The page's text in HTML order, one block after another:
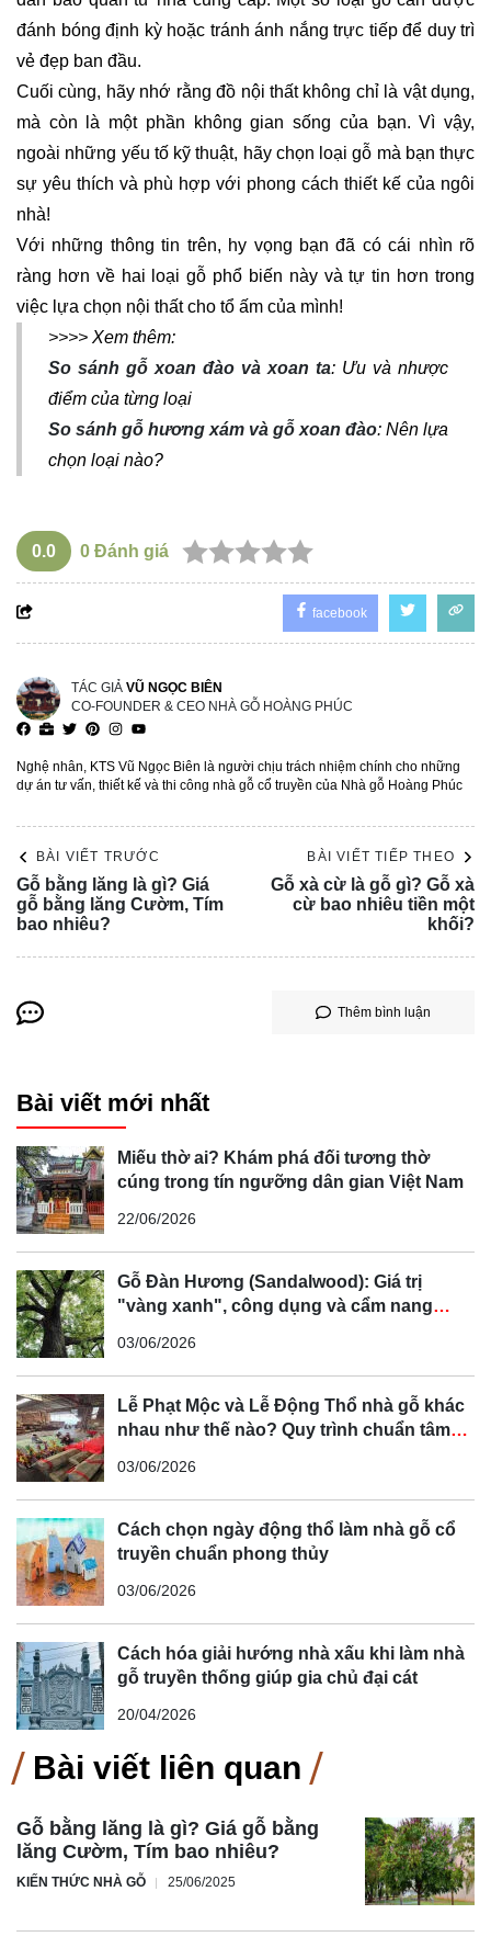
đánh bóng định kỳ hoặc tránh ánh nắng trực tiếp để duy trì
vẻ đẹp ban đầu.
Cuối cùng, hãy nhớ rằng đồ nội thất không chỉ là vật dụng,
mà còn là một phần không gian sống của bạn. Vì vậy,
ngoài những yếu tố kỹ thuật, hãy chọn loại gỗ mà bạn thực
sự yêu thích và phù hợp với phong cách thiết kế của ngôi
nhà!
Với những thông tin trên, hy vọng bạn đã có cái nhìn rõ
ràng hơn về hai loại gỗ phổ biến này và tự tin hơn trong
việc lựa chọn nội thất cho tổ ấm của mình!
>>>> Xem thêm:
So sánh gỗ xoan đào và xoan ta: Ưu và nhược
điểm của từng loại
So sánh gỗ hương xám và gỗ xoan đào: Nên lựa
chọn loại nào?
0.0 0 Đánh giá
facebook
TÁC GIẢ VŨ NGỌC BIÊN
CO-FOUNDER & CEO NHÀ GỖ HOÀNG PHÚC
Nghệ nhân, KTS Vũ Ngọc Biên là người chịu trách nhiệm chính cho những
dự án tư vấn, thiết kế và thi công nhà gỗ cổ truyền của Nhà gỗ Hoàng Phúc
BÀI VIẾT TRƯỚC
Gỗ bằng lăng là gì? Giá
gỗ bằng lăng Cườm, Tím
bao nhiêu?
BÀI VIẾT TIẾP THEO
Gỗ xà cừ là gỗ gì? Gỗ xà
cừ bao nhiêu tiền một
khối?
Thêm bình luận
Bài viết mới nhất
Miếu thờ ai? Khám phá đối tương thờ
cúng trong tín ngưỡng dân gian Việt Nam
22/06/2026
Gỗ Đàn Hương (Sandalwood): Giá trị
"vàng xanh", công dụng và cẩm nang
03/06/2026
Lễ Phạt Mộc và Lễ Động Thổ nhà gỗ khác
nhau như thế nào? Quy trình chuẩn tâm
03/06/2026
Cách chọn ngày động thổ làm nhà gỗ cổ
truyền chuẩn phong thủy
03/06/2026
Cách hóa giải hướng nhà xấu khi làm nhà
gỗ truyền thống giúp gia chủ đại cát
20/04/2026
Bài viết liên quan
Gỗ bằng lăng là gì? Giá gỗ bằng
lăng Cườm, Tím bao nhiêu?
KIẾN THỨC NHÀ GỖ 25/06/2025